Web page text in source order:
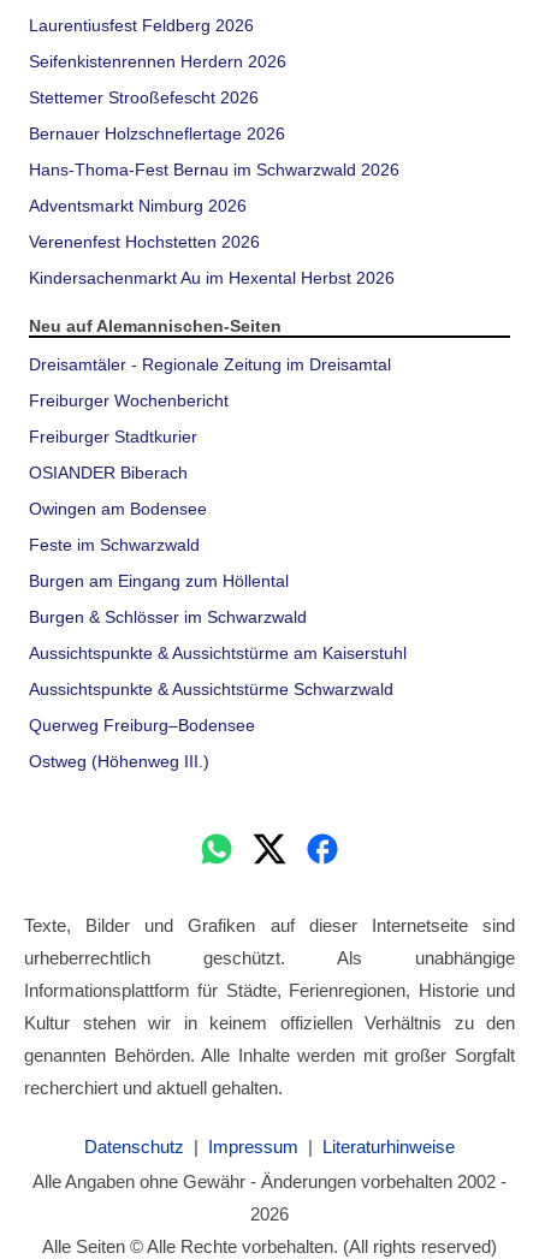
Laurentiusfest Feldberg 2026
Seifenkistenrennen Herdern 2026
Stettemer Strooßefescht 2026
Bernauer Holzschneflertage 2026
Hans-Thoma-Fest Bernau im Schwarzwald 2026
Adventsmarkt Nimburg 2026
Verenenfest Hochstetten 2026
Kindersachenmarkt Au im Hexental Herbst 2026
Neu auf Alemannischen-Seiten
Dreisamtäler - Regionale Zeitung im Dreisamtal
Freiburger Wochenbericht
Freiburger Stadtkurier
OSIANDER Biberach
Owingen am Bodensee
Feste im Schwarzwald
Burgen am Eingang zum Höllental
Burgen & Schlösser im Schwarzwald
Aussichtspunkte & Aussichtstürme am Kaiserstuhl
Aussichtspunkte & Aussichtstürme Schwarzwald
Querweg Freiburg–Bodensee
Ostweg (Höhenweg III.)
Texte, Bilder und Grafiken auf dieser Internetseite sind
urheberrechtlich geschützt. Als unabhängige
Informationsplattform für Städte, Ferienregionen, Historie und
Kultur stehen wir in keinem offiziellen Verhältnis zu den
genannten Behörden. Alle Inhalte werden mit großer Sorgfalt
recherchiert und aktuell gehalten.
Datenschutz | Impressum | Literaturhinweise
Alle Angaben ohne Gewähr - Änderungen vorbehalten 2002 -
2026
Alle Seiten © Alle Rechte vorbehalten. (All rights reserved)